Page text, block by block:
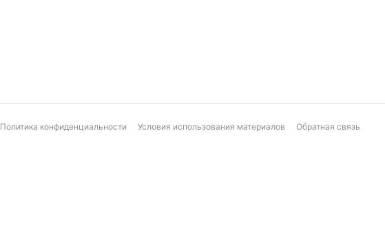
Политика конфиденциальности Условия использования материалов Обратная связь